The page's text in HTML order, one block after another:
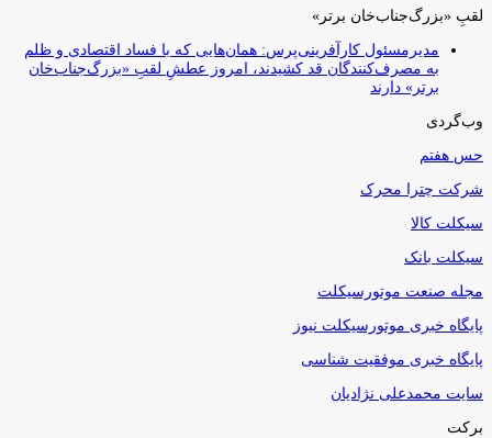
لقبِ «بزرگ‌جناب‌خان برتر»
مدیرمسئول کارآفرینی‌پرس: همان‌هایی که با فساد اقتصادی و ظلم
به مصرف‌کنندگان قد کشیدند، امروز عطشِ لقبِ «بزرگ‌جناب‌خان
برتر» دارند
وب‌گردی
حس هفتم
شرکت چترا محرک
سیکلت کالا
سیکلت بانک
مجله صنعت موتورسیکلت
پایگاه خبری موتورسیکلت نیوز
پایگاه خبری موفقیت شناسی
سایت محمدعلی نژادیان
برکت